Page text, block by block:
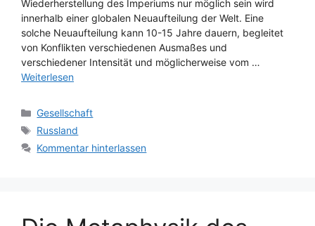
Wiederherstellung des Imperiums nur möglich sein wird
innerhalb einer globalen Neuaufteilung der Welt. Eine
solche Neuaufteilung kann 10-15 Jahre dauern, begleitet
von Konflikten verschiedenen Ausmaßes und
verschiedener Intensität und möglicherweise vom …
Weiterlesen
Kategorien
Gesellschaft
Schlagwörter
Russland
Kommentar hinterlassen